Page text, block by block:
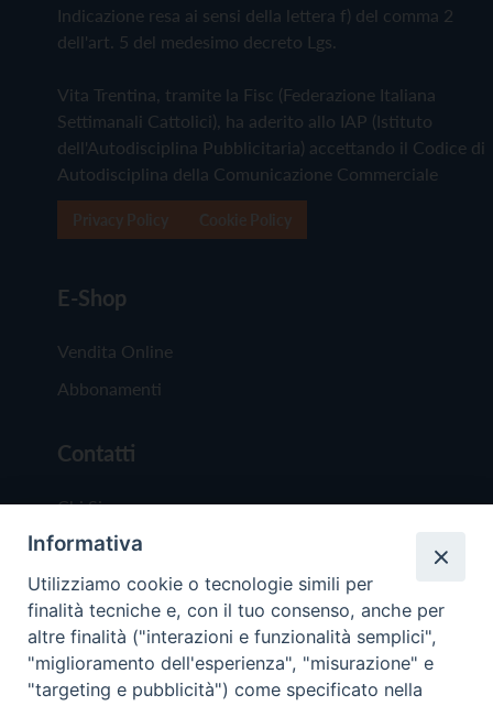
Indicazione resa ai sensi della lettera f) del comma 2
dell'art. 5 del medesimo decreto Lgs.
Vita Trentina, tramite la Fisc (Federazione Italiana
Settimanali Cattolici), ha aderito allo IAP (Istituto
dell'Autodisciplina Pubblicitaria) accettando il Codice di
Autodisciplina della Comunicazione Commerciale
E-Shop
Vendita Online
Abbonamenti
Contatti
Chi Siamo
Redazione
Scrivici
Informativa
Utilizziamo cookie o tecnologie simili per
finalità tecniche e, con il tuo consenso, anche per
altre finalità ("interazioni e funzionalità semplici",
"miglioramento dell'esperienza", "misurazione" e
"targeting e pubblicità") come specificato nella